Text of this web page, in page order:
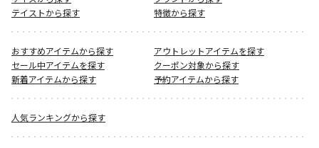
テイストから探す
特徴から探す
おすすめアイテムから探す
アウトレットアイテムを探す
セール中アイテムを探す
クーポン対象から探す
新着アイテムから探す
予約アイテムから探す
人気ランキングから探す